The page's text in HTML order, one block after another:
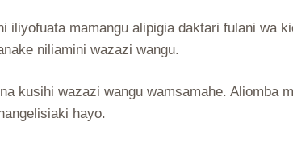
mamangu alipigia daktari fulani wa
niliamini wazazi wangu.
kusihi wazazi wangu wamsamahe. Aliomba
hayo.